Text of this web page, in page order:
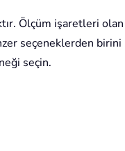
Ölçüm işaretleri
seçeneklerden
seçin.